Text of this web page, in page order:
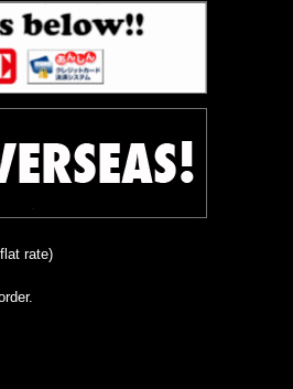
rate)